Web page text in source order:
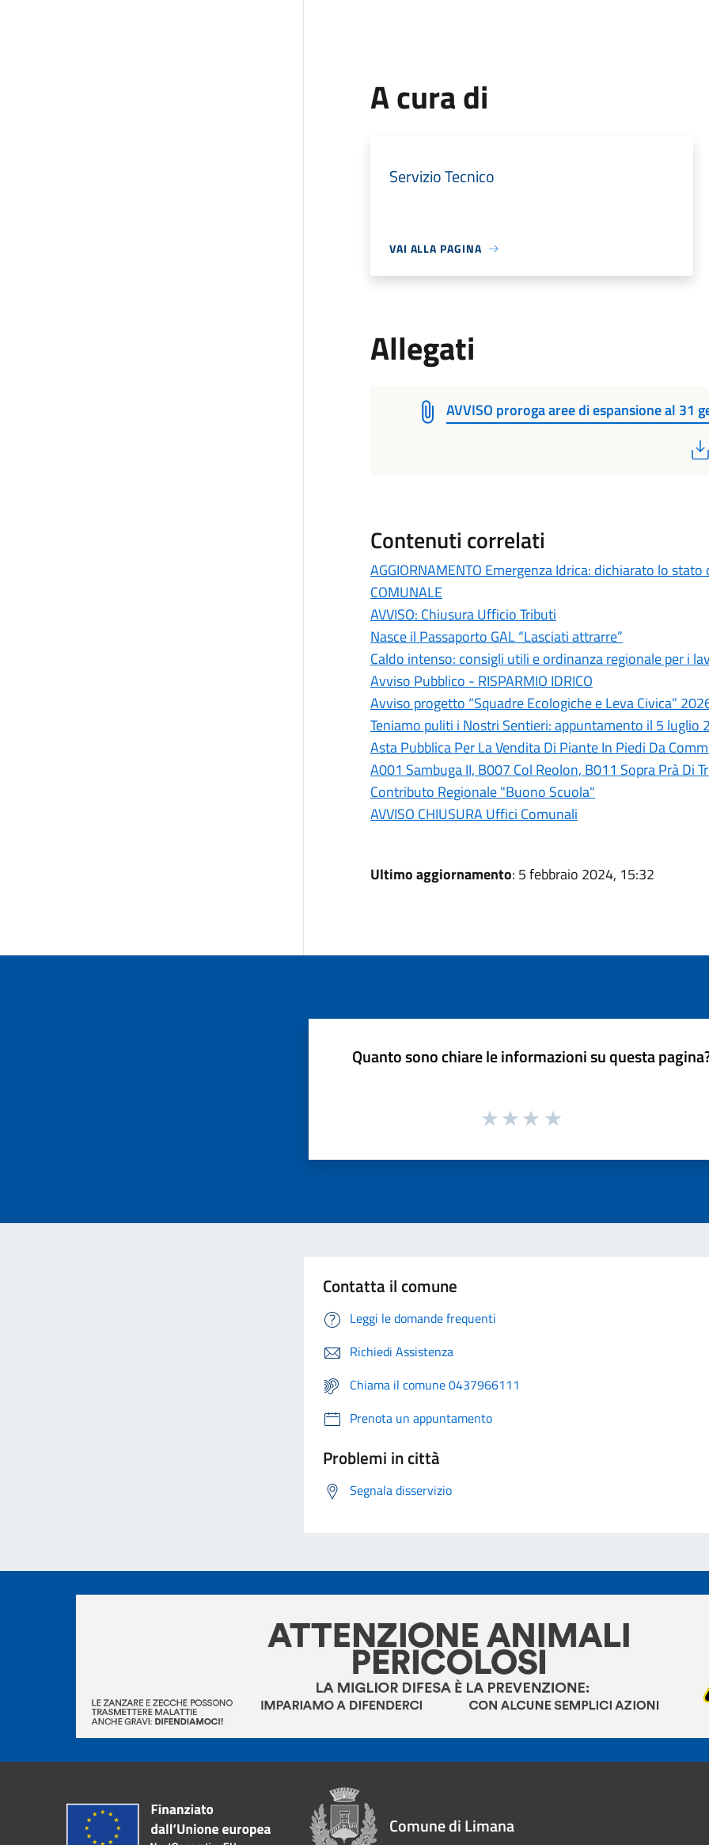
A cura di
Servizio Tecnico
VAI ALLA PAGINA
Allegati
AVVISO proroga aree di espansione al 31
Contenuti correlati
AGGIORNAMENTO Emergenza Idrica: dichiarato lo stato
COMUNALE
AVVISO: Chiusura Ufficio Tributi
Nasce il Passaporto GAL “Lasciati attrarre”
Caldo intenso: consigli utili e ordinanza regionale per i
Avviso Pubblico - RISPARMIO IDRICO
Avviso progetto “Squadre Ecologiche e Leva Civica”
Teniamo puliti i Nostri Sentieri: appuntamento il 5 luglio
Asta Pubblica Per La Vendita Di Piante In Piedi Da
A001 Sambuga II, B007 Col Reolon, B011 Sopra Prà Di
Contributo Regionale "Buono Scuola"
AVVISO CHIUSURA Uffici Comunali
Ultimo aggiornamento: 5 febbraio 2024, 15:32
Quanto sono chiare le informazioni su questa
Contatta il comune
Leggi le domande frequenti
Richiedi Assistenza
Chiama il comune 0437966111
Prenota un appuntamento
Problemi in città
Segnala disservizio
Comune di Limana